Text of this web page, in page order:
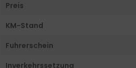
Preis
KM-Stand
Fuhrerschein
Inverkehrssetzung